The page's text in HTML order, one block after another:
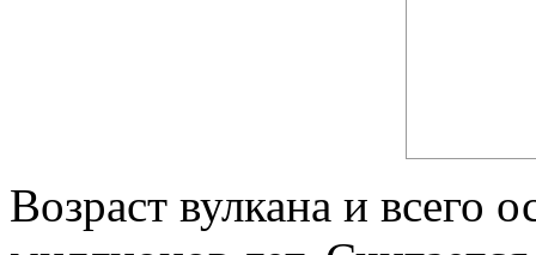
Возраст вулкана и всего